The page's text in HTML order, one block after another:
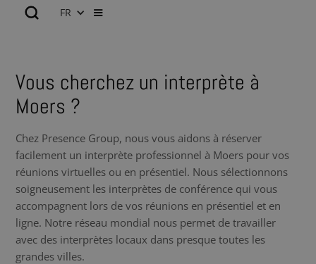
FR
Vous cherchez un interprète à
Moers ?
Chez Presence Group, nous vous aidons à réserver
facilement un interprète professionnel à Moers pour vos
réunions virtuelles ou en présentiel. Nous sélectionnons
soigneusement les interprètes de conférence qui vous
accompagnent lors de vos réunions en présentiel et en
ligne. Notre réseau mondial nous permet de travailler
avec des interprètes locaux dans presque toutes les
grandes villes.